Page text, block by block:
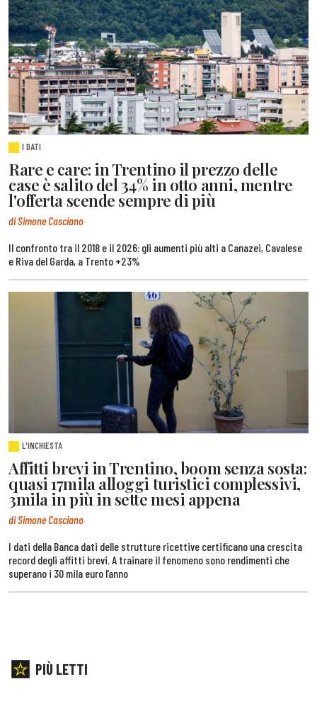
I DATI
Rare e care: in Trentino il prezzo delle
case è salito del 34% in otto anni, mentre
l'offerta scende sempre di più
di Simone Casciano
Il confronto tra il 2018 e il 2026: gli aumenti più alti a Canazei, Cavalese
e Riva del Garda, a Trento +23%
L'INCHIESTA
Affitti brevi in Trentino, boom senza sosta:
quasi 17mila alloggi turistici complessivi,
3mila in più in sette mesi appena
di Simone Casciano
I dati della Banca dati delle strutture ricettive certificano una crescita
record degli affitti brevi. A trainare il fenomeno sono rendimenti che
superano i 30 mila euro l’anno
PIÙ LETTI